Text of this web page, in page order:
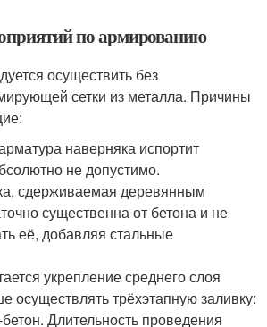
по армированию
осуществить без
сетки из металла. Причины
наверняка испортит
не допустимо.
сдерживаемая деревянным
существенна от бетона и не
её, добавляя стальные
укрепление среднего слоя
осуществлять трёхэтапную заливку:
Длительность проведения